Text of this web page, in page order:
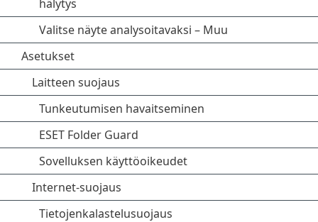
hälytys
Valitse näyte analysoitavaksi – Muu
Asetukset
Laitteen suojaus
Tunkeutumisen havaitseminen
ESET Folder Guard
Sovelluksen käyttöoikeudet
Internet-suojaus
Tietojenkalastelusuojaus